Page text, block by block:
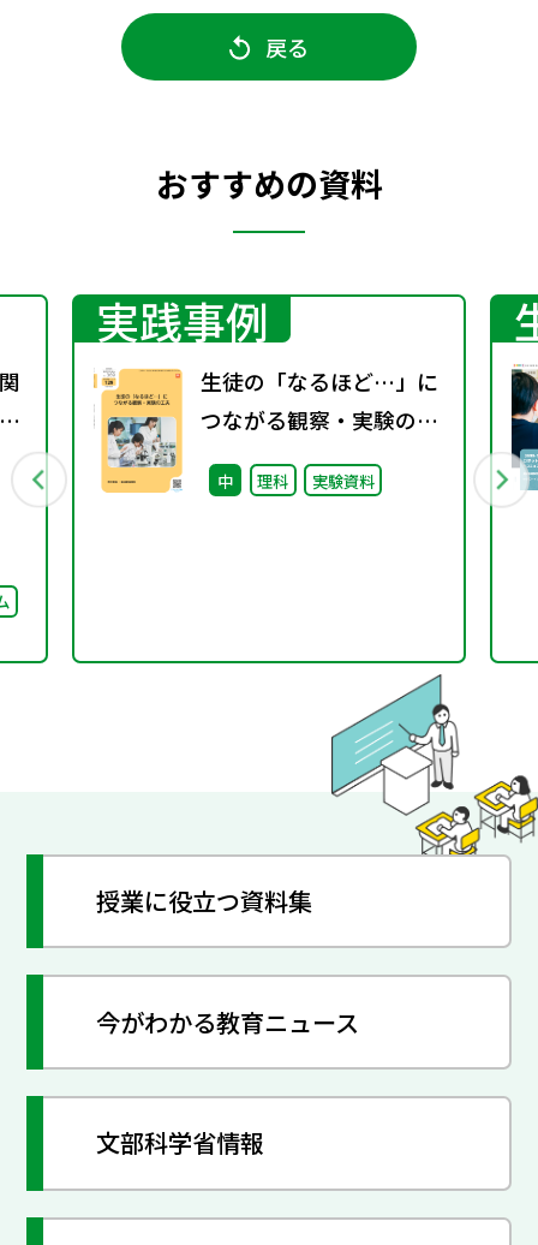
戻る
おすすめの資料
実践事例
生徒の「なるほど…」に
つながる観察・実験の工
夫（特別課題129）
中 理科 実験資料
授業に役立つ資料集
今がわかる教育ニュース
文部科学省情報